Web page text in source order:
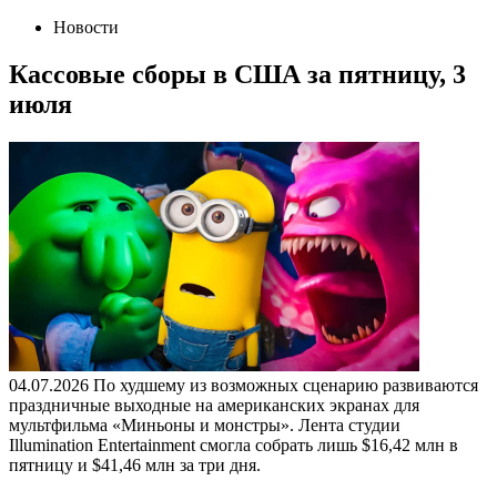
Новости
Кассовые сборы в CША за пятницу, 3
июля
04.07.2026 По худшему из возможных сценарию развиваются
праздничные выходные на американских экранах для
мультфильма «Миньоны и монстры». Лента студии
Illumination Entertainment смогла собрать лишь $16,42 млн в
пятницу и $41,46 млн за три дня.